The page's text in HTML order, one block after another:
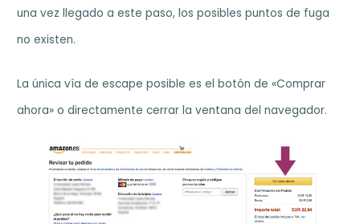
una vez llegado a este paso, los posibles puntos de fuga
no existen.
La única vía de escape posible es el botón de «Comprar
ahora» o directamente cerrar la ventana del navegador.